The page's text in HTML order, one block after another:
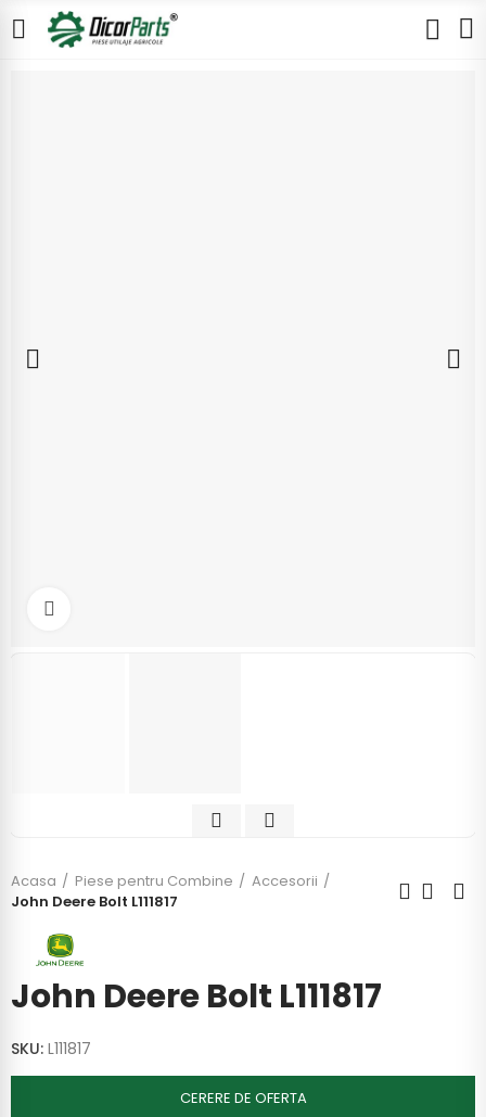
Acasa Piese pentru Combine
Accesorii
John Deere Bolt L111817
John Deere Bolt L111817
SKU: L111817
CERERE DE OFERTA